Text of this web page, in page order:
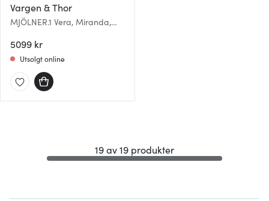
Vargen & Thor
MJÖLNER.1 Vera, Miranda,
kobber
5099 kr
Utsolgt online
19 av 19 produkter